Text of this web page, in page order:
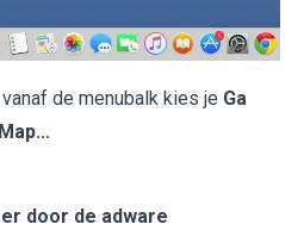
de menubalk kies je Ga
door de adware